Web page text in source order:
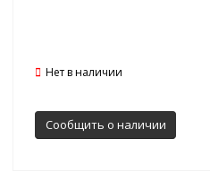
Нет в наличии
Сообщить о наличии